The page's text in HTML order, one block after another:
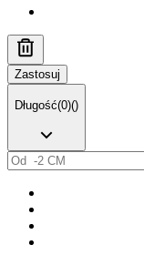
Zastosuj
Długość(0)()